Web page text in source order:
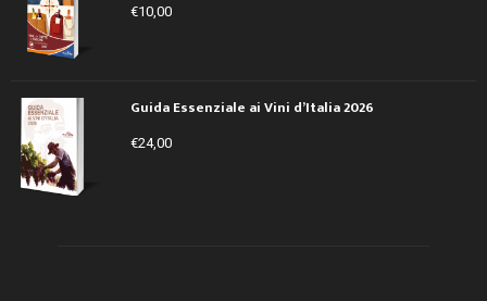
€10,00
Guida Essenziale ai Vini d’Italia 2026
€24,00